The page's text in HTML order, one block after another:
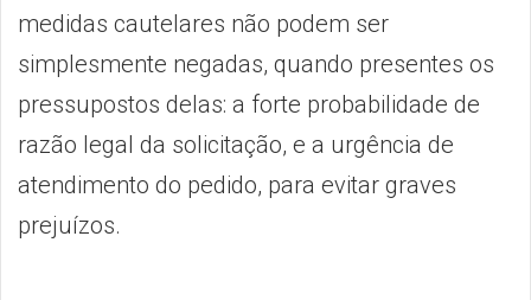
medidas cautelares não podem ser
simplesmente negadas, quando presentes os
pressupostos delas: a forte probabilidade de
razão legal da solicitação, e a urgência de
atendimento do pedido, para evitar graves
prejuízos.